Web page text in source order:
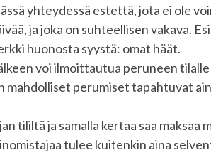
yhteydessä estettä, jota ei ole
ja joka on suhteellisen vakava.
huonosta syystä: omat häät.
voi ilmoittautua peruneen
mahdolliset perumiset tapahtuvat
tililtä ja samalla kertaa saa maksaa
tulee kuitenkin aina